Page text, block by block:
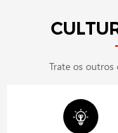
Trate os